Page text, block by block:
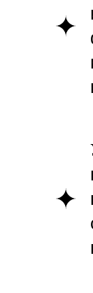
Мы не просто создаем